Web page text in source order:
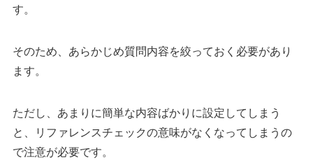
す。
そのため、あらかじめ質問内容を絞っておく必要があり
ます。
ただし、あまりに簡単な内容ばかりに設定してしまう
と、リファレンスチェックの意味がなくなってしまうの
で注意が必要です。